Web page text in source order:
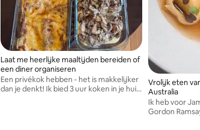
Laat me heerlijke maaltijden bereiden of
een diner organiseren
Een privékok hebben - het is makkelijker
dan je denkt! Ik bied 3 uur koken in je huis
Vrolijk eten
Australia
Ik heb voor
Gordon